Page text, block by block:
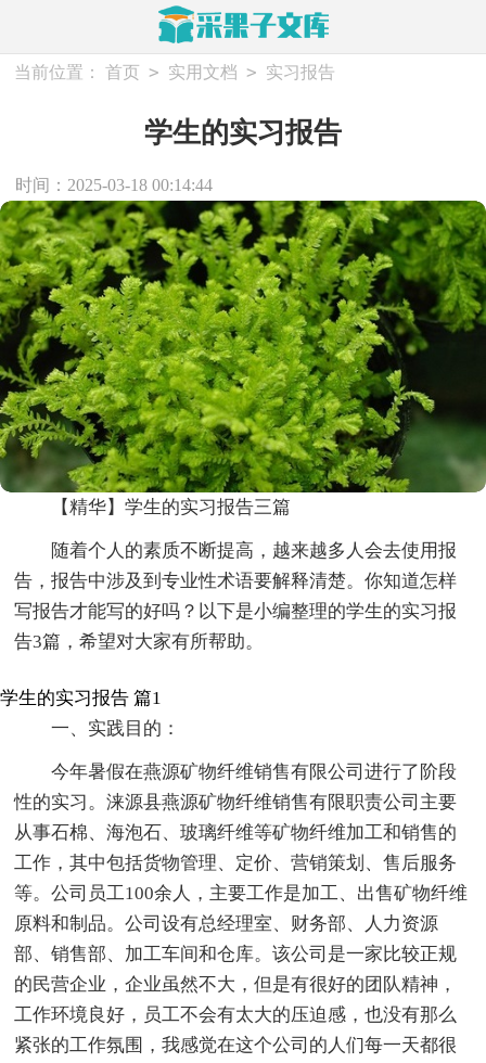
当前位置： 首页 > 实用文档 > 实习报告
学生的实习报告
时间：2025-03-18 00:14:44
【精华】学生的实习报告三篇
随着个人的素质不断提高，越来越多人会去使用报
告，报告中涉及到专业性术语要解释清楚。你知道怎样
写报告才能写的好吗？以下是小编整理的学生的实习报
告3篇，希望对大家有所帮助。
学生的实习报告 篇1
一、实践目的：
今年暑假在燕源矿物纤维销售有限公司进行了阶段
性的实习。涞源县燕源矿物纤维销售有限职责公司主要
从事石棉、海泡石、玻璃纤维等矿物纤维加工和销售的
工作，其中包括货物管理、定价、营销策划、售后服务
等。公司员工100余人，主要工作是加工、出售矿物纤维
原料和制品。公司设有总经理室、财务部、人力资源
部、销售部、加工车间和仓库。该公司是一家比较正规
的民营企业，企业虽然不大，但是有很好的团队精神，
工作环境良好，员工不会有太大的压迫感，也没有那么
紧张的工作氛围，我感觉在这个公司的人们每一天都很